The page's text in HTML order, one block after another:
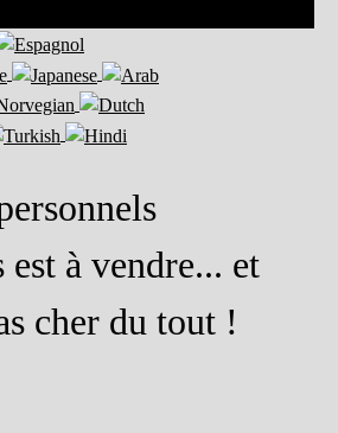
à vendre... et
cher du tout !